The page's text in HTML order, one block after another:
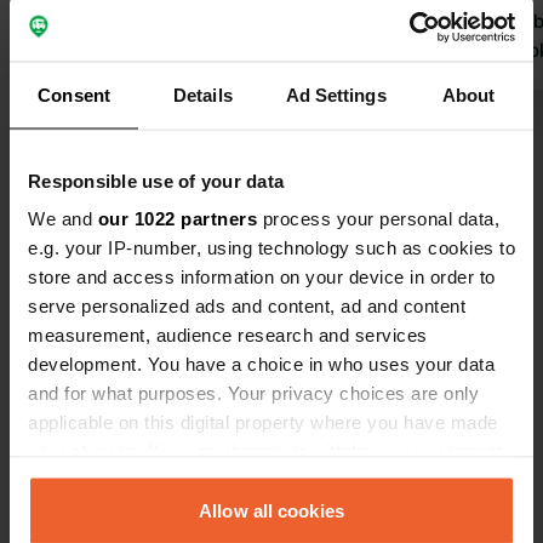
Consent Details Ad Settings About
Responsible use of your data
We and our 1022 partners process your personal data,
e.g. your IP-number, using technology such as cookies to
store and access information on your device in order to
serve personalized ads and content, ad and content
measurement, audience research and services
development. You have a choice in who uses your data
and for what purposes. Your privacy choices are only
applicable on this digital property where you have made
any time from the Cookie Declaration or by clicking on
the Privacy trigger icon.Allow all cookies
leuk plekje
er waren
genesteld
Ben jij hier geweest?
Contact
Locatie
Rue de la Côté 108